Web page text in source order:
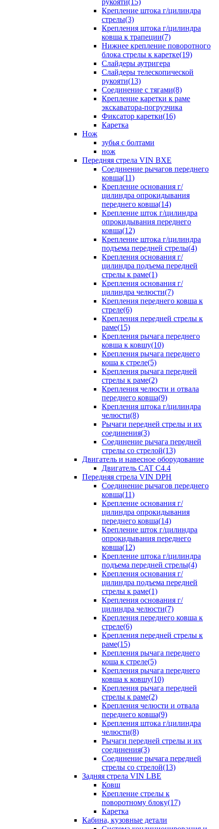
рукояти(15)
Крепление штока г/цилиндра
стрелы(3)
Крепления штока г/цилиндра
ковша к трапеции(7)
Нижнее крепление поворотного
блока стрелы к каретке(19)
Слайдеры аутригера
Слайдеры телескопической
рукояти(13)
Соединение с тягами(8)
Крепление каретки к раме
экскаватора-погрузчика
Фиксатор каретки(16)
Каретка
Нож
зубья с болтами
нож
Передняя стрела VIN BXE
Cоединение рычагов переднего
ковша(11)
Крепление основания г/
цилиндра опрокидывания
переднего ковша(14)
Крепление шток г/цилиндра
опрокидывания переднего
ковша(12)
Крепление штока г/цилиндра
подъема передней стрелы(4)
Крепления основания г/
цилиндра подъема передней
стрелы к раме(1)
Крепления основания г/
цилиндра челюсти(7)
Крепления переднего ковша к
стреле(6)
Крепления передней стрелы к
раме(15)
Крепления рычага переднего
ковша к ковшу(10)
Крепления рычага переднего
коша к стреле(5)
Крепления рычага передней
стрелы к раме(2)
Крепления челюсти и отвала
переднего ковша(9)
Крепления штока г/цилиндра
челюсти(8)
Рычаги передней стрелы и их
соединения(3)
Соединение рычага передней
стрелы со стрелой(13)
Двигатель и навесное оборудование
Двигатель CAT C4.4
Передняя стрела VIN DPH
Cоединение рычагов переднего
ковша(11)
Крепление основания г/
цилиндра опрокидывания
переднего ковша(14)
Крепление шток г/цилиндра
опрокидывания переднего
ковша(12)
Крепление штока г/цилиндра
подъема передней стрелы(4)
Крепления основания г/
цилиндра подъема передней
стрелы к раме(1)
Крепления основания г/
цилиндра челюсти(7)
Крепления переднего ковша к
стреле(6)
Крепления передней стрелы к
раме(15)
Крепления рычага переднего
коша к стреле(5)
Крепления рычага переднего
ковша к ковшу(10)
Крепления рычага передней
стрелы к раме(2)
Крепления челюсти и отвала
переднего ковша(9)
Крепления штока г/цилиндра
челюсти(8)
Рычаги передней стрелы и их
соединения(3)
Соединение рычага передней
стрелы со стрелой(13)
Задняя стрела VIN LBE
Ковш
Крепление стрелы к
поворотному блоку(17)
Каретка
Кабина, кузовные детали